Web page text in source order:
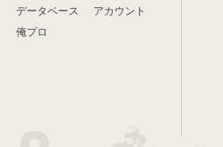
データベース
俺プロ
アカウント